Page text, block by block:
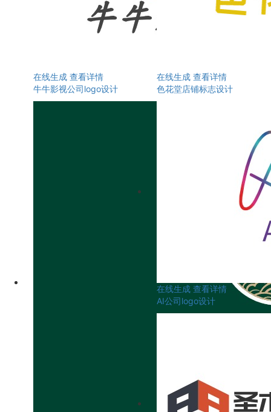
在线生成 查看详情
牛牛影视公司logo设计
在线生成 查看详情
色花堂店铺标志设计
在线生成 查看详情
AI公司logo设计